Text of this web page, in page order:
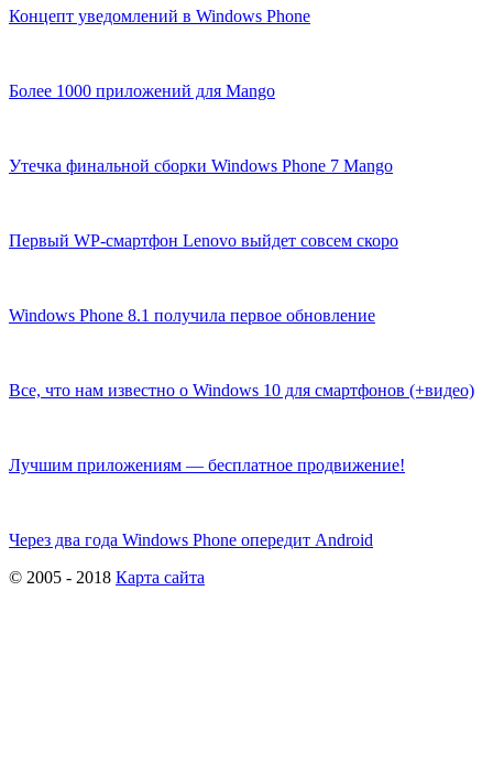
Концепт уведомлений в Windows Phone
Более 1000 приложений для Mango
Утечка финальной сборки Windows Phone 7 Mango
Первый WP-смартфон Lenovo выйдет совсем скоро
Windows Phone 8.1 получила первое обновление
Все, что нам известно о Windows 10 для смартфонов (+видео)
Лучшим приложениям — бесплатное продвижение!
Через два года Windows Phone опередит Android
© 2005 - 2018 Карта сайта